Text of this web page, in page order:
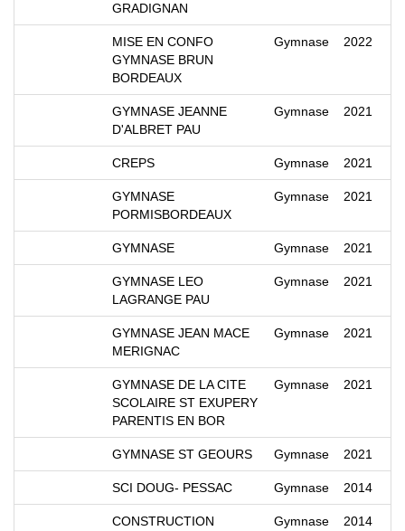
GRADIGNAN
MISE EN CONFO
GYMNASE BRUN
BORDEAUX
Gymnase 2022
GYMNASE JEANNE
D'ALBRET PAU
Gymnase 2021
CREPS Gymnase 2021
GYMNASE
PORMISBORDEAUX
Gymnase 2021
GYMNASE Gymnase 2021
GYMNASE LEO
LAGRANGE PAU
Gymnase 2021
GYMNASE JEAN MACE
MERIGNAC
Gymnase 2021
GYMNASE DE LA CITE
SCOLAIRE ST EXUPERY
PARENTIS EN BOR
Gymnase 2021
GYMNASE ST GEOURS Gymnase 2021
SCI DOUG- PESSAC Gymnase 2014
CONSTRUCTION
Gymnase 2014